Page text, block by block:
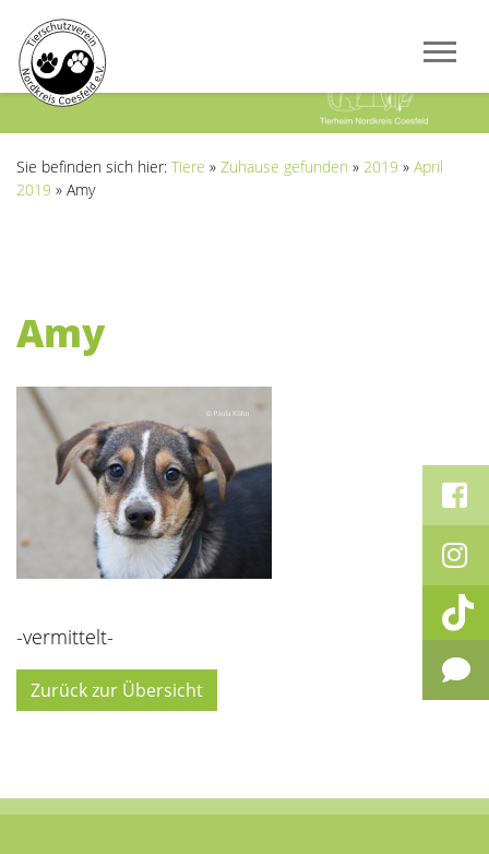
Sie befinden sich hier: Tiere » Zuhause gefunden » 2019 » April
2019 » Amy
Amy
-vermittelt-
Zurück zur Übersicht